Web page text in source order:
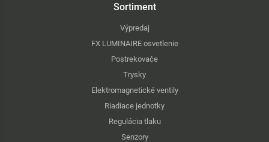
Sortiment
Výpredaj
FX LUMINAIRE osvetlenie
Postrekovače
Trysky
Elektromagnetické ventily
Riadiace jednotky
Regulácia tlaku
Senzory